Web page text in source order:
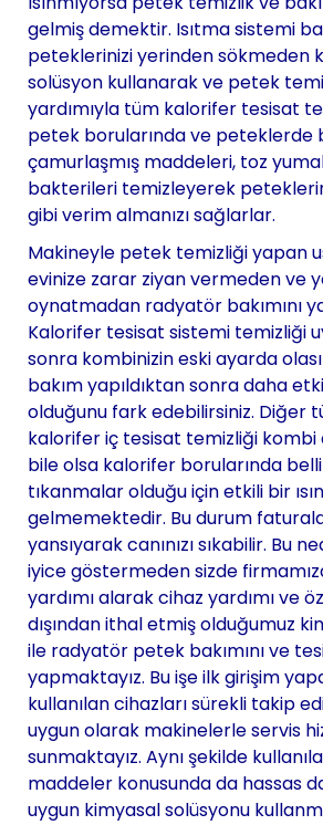
gelmiş demektir. Isıtma sistemi
peteklerinizi yerinden sökmeden
solüsyon kullanarak ve petek
yardımıyla tüm kalorifer tesisat
petek borularında ve peteklerde
çamurlaşmış maddeleri, toz
bakterileri temizleyerek
gibi verim almanızı sağlarlar.
Makineyle petek temizliği yapan
evinize zarar ziyan vermeden ve
oynatmadan radyatör bakımını
Kalorifer tesisat sistemi temizliği
sonra kombinizin eski ayarda
bakım yapıldıktan sonra daha
olduğunu fark edebilirsiniz. Diğer
kalorifer iç tesisat temizliği kombi
bile olsa kalorifer borularında
tıkanmalar olduğu için etkili bir
gelmemektedir. Bu durum
yansıyarak canınızı sıkabilir. Bu
iyice göstermeden sizde
yardımı alarak cihaz yardımı ve
dışından ithal etmiş olduğumuz
ile radyatör petek bakımını ve
yapmaktayız. Bu işe ilk girişim
kullanılan cihazları sürekli takip
uygun olarak makinelerle servis
sunmaktayız. Aynı şekilde
maddeler konusunda da hassas
uygun kimyasal solüsyonu